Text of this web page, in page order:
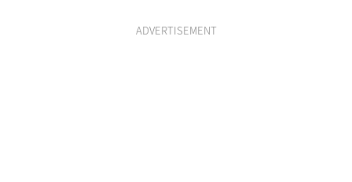
ADVERTISEMENT